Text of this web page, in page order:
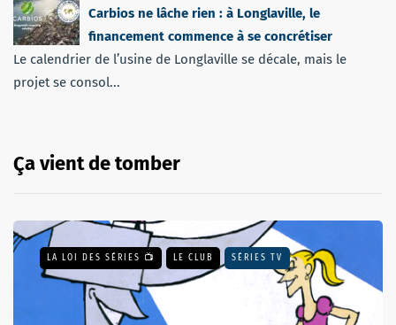
Carbios ne lâche rien : à Longlaville, le
financement commence à se concrétiser
Le calendrier de l’usine de Longlaville se décale, mais le
projet se consol...
Ça vient de tomber
LA LOI DES SÉRIES 📺 LE CLUB SÉRIES TV